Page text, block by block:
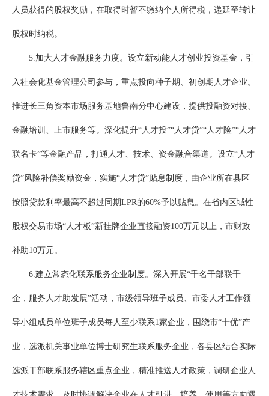
人员获得的股权奖励，在取得时暂不缴纳个人所得税，递延至转让
股权时纳税。
5.加大人才金融服务力度。设立新动能人才创业投资基金，引
入社会化基金管理公司参与，重点投向种子期、初创期人才企业。
推进长三角资本市场服务基地鲁南分中心建设，提供投融资对接、
金融培训、上市服务等。深化提升“人才投”“人才贷”“人才险”“人才
联名卡”等金融产品，打通人才、技术、资金融合渠道。设立“人才
贷”风险补偿奖励资金，实施“人才贷”贴息制度，由企业所在县区
按照贷款利率最高不超过同期LPR的60%予以贴息。在省内区域性
股权交易市场“人才板”新挂牌企业直接融资100万元以上，市财政
补助10万元。
6.建立常态化联系服务企业制度。深入开展“千名干部联千
企，服务人才助发展”活动，市级领导班子成员、市委人才工作领
导小组成员单位班子成员每人至少联系1家企业，围绕市“十优”产
业，选派机关事业单位博士研究生联系服务企业，各县区结合实际
选派干部联系服务辖区重点企业，精准推送人才政策，调研企业人